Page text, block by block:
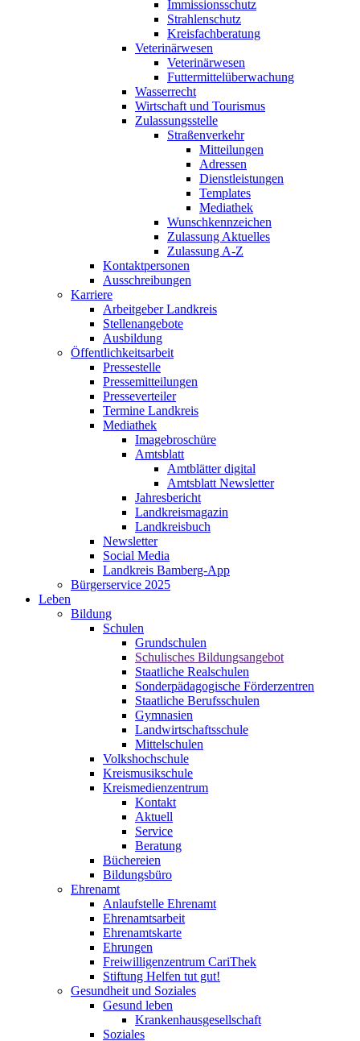
Immissionsschutz
Strahlenschutz
Kreisfachberatung
Veterinärwesen
Veterinärwesen
Futtermittelüberwachung
Wasserrecht
Wirtschaft und Tourismus
Zulassungsstelle
Straßenverkehr
Mitteilungen
Adressen
Dienstleistungen
Templates
Mediathek
Wunschkennzeichen
Zulassung Aktuelles
Zulassung A-Z
Kontaktpersonen
Ausschreibungen
Karriere
Arbeitgeber Landkreis
Stellenangebote
Ausbildung
Öffentlichkeitsarbeit
Pressestelle
Pressemitteilungen
Presseverteiler
Termine Landkreis
Mediathek
Imagebroschüre
Amtsblatt
Amtblätter digital
Amtsblatt Newsletter
Jahresbericht
Landkreismagazin
Landkreisbuch
Newsletter
Social Media
Landkreis Bamberg-App
Bürgerservice 2025
Leben
Bildung
Schulen
Grundschulen
Schulisches Bildungsangebot
Staatliche Realschulen
Sonderpädagogische Förderzentren
Staatliche Berufsschulen
Gymnasien
Landwirtschaftsschule
Mittelschulen
Volkshochschule
Kreismusikschule
Kreismedienzentrum
Kontakt
Aktuell
Service
Beratung
Büchereien
Bildungsbüro
Ehrenamt
Anlaufstelle Ehrenamt
Ehrenamtsarbeit
Ehrenamtskarte
Ehrungen
Freiwilligenzentrum CariThek
Stiftung Helfen tut gut!
Gesundheit und Soziales
Gesund leben
Krankenhausgesellschaft
Soziales